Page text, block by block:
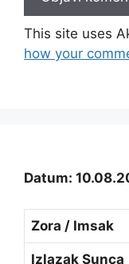
This site uses
how your
Datum:
Zora / Imsak
Izlazak Sunca